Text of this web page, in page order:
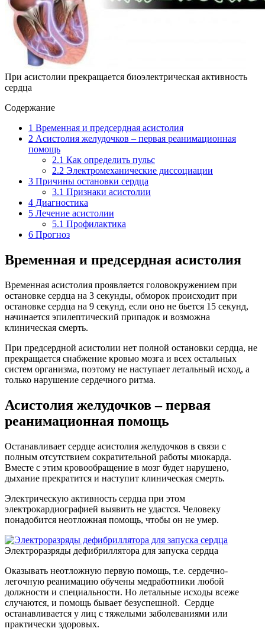
При асистолии прекращается биоэлектрическая активность
сердца
Содержание
1 Временная и предсердная асистолия
2 Асистолия желудочков – первая реанимационная
помощь
2.1 Как определить пульс
2.2 Электромеханические диссоциации
3 Причины остановки сердца
3.1 Признаки асистолии
4 Диагностика
5 Лечение асистолии
5.1 Профилактика
6 Прогноз
Временная и предсердная асистолия
Временная асистолия проявляется головокружением при
остановке сердца на 3 секунды, обморок происходит при
остановке сердца на 9 секунд, если оно не бьется 15 секунд,
начинается эпилептический припадок и возможна
клиническая смерть.
При предсердной асистолии нет полной остановки сердца, не
прекращается снабжение кровью мозга и всех остальных
систем организма, поэтому не наступает летальный исход, а
только нарушение сердечного ритма.
Асистолия желудочков – первая
реанимационная помощь
Останавливает сердце асистолия желудочков в связи с
полным отсутствием сократительной работы миокарда.
Вместе с этим кровообращение в мозг будет нарушено,
дыхание прекратится и наступит клиническая смерть.
Электрическую активность сердца при этом
электрокардиографией выявить не удастся. Человеку
понадобится неотложная помощь, чтобы он не умер.
Электроразряды дефибриллятора для запуска сердца
Оказывать неотложную первую помощь, т.е. сердечно-
легочную реанимацию обучены медработники любой
должности и специальности. Но летальные исходы всеже
случаются, и помощь бывает безуспешной. Сердце
останавливается у лиц с тяжелыми заболеваниями или
практически здоровых.